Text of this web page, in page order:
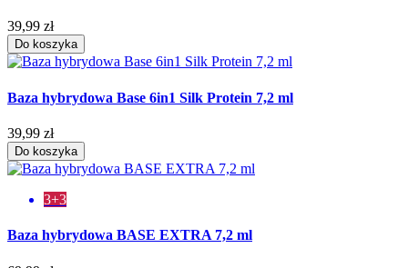
39,99 zł
Do koszyka
Baza hybrydowa Base 6in1 Silk Protein 7,2 ml
39,99 zł
Do koszyka
3+3
Baza hybrydowa BASE EXTRA 7,2 ml